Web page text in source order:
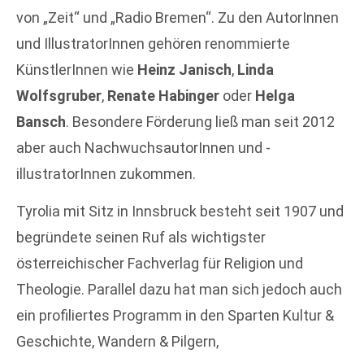
von „Zeit“ und „Radio Bremen“. Zu den AutorInnen
und IllustratorInnen gehören renommierte
KünstlerInnen wie Heinz Janisch, Linda
Wolfsgruber, Renate Habinger oder Helga
Bansch. Besondere Förderung ließ man seit 2012
aber auch NachwuchsautorInnen und -
illustratorInnen zukommen.
Tyrolia mit Sitz in Innsbruck besteht seit 1907 und
begründete seinen Ruf als wichtigster
österreichischer Fachverlag für Religion und
Theologie. Parallel dazu hat man sich jedoch auch
ein profiliertes Programm in den Sparten Kultur &
Geschichte, Wandern & Pilgern,